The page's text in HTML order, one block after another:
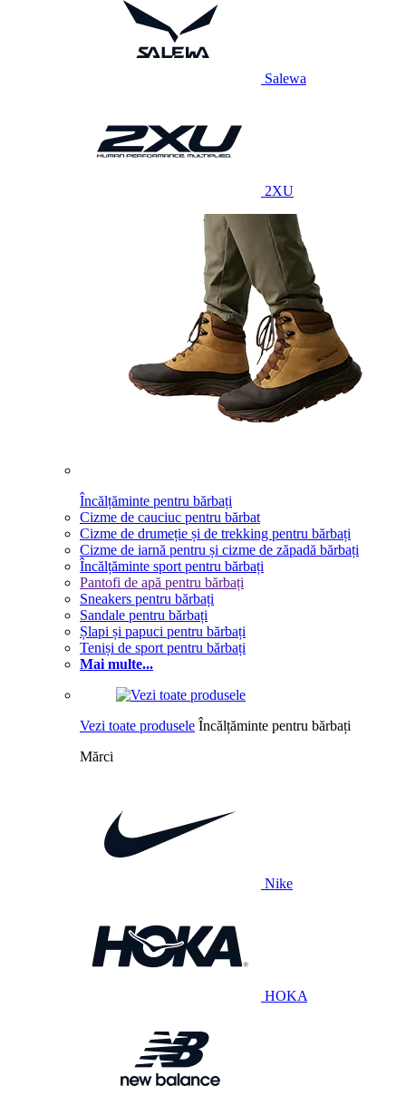
Salewa
2XU
Încălțăminte pentru bărbați
Cizme de cauciuc pentru bărbat
Cizme de drumeție și de trekking pentru bărbați
Cizme de iarnă pentru și cizme de zăpadă bărbați
Încălțăminte sport pentru bărbați
Pantofi de apă pentru bărbați
Sneakers pentru bărbați
Sandale pentru bărbați
Șlapi și papuci pentru bărbați
Teniși de sport pentru bărbați
Mai multe...
Vezi toate produsele Încălțăminte pentru bărbați
Mărci
Nike
HOKA